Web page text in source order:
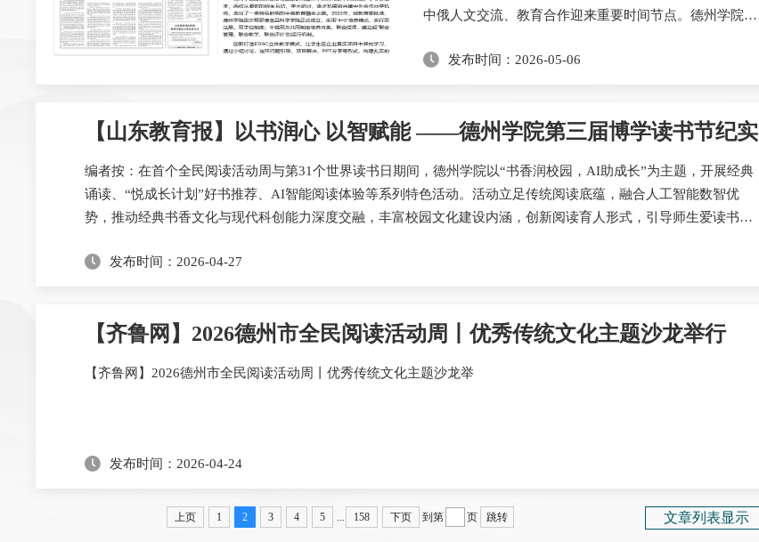
中俄人文交流、教育合作迎来重要时间节点。德州学院与
秋：从最初的师生互访，到共建规范化中外合作办学机
开有声——德州学院中俄合作办学育人观察 》，全文...
发布时间：2026-05-06
【山东教育报】以书润心 以智赋能 ——德州学院第三届博学读书节纪实
编者按：在首个全民阅读活动周与第31个世界读书日期间，德州学院以“书香润校园，AI助成长”为主题，开展经典
诵读、“悦成长计划”好书推荐、AI智能阅读体验等系列特色活动。活动立足传统阅读底蕴，融合人工智能数智优
势，推动经典书香文化与现代科创能力深度交融，丰富校园文化建设内涵，创新阅读育人形式，引导师生爱读书、
发布时间：2026-04-27
【齐鲁网】2026德州市全民阅读活动周丨优秀传统文化主题沙龙举行
​【齐鲁网】2026德州市全民阅读活动周丨优秀传统文化主题沙龙举
发布时间：2026-04-24
文章列表显示
上页 1 2 3 4 5 ... 158 下页 到第 页 跳转